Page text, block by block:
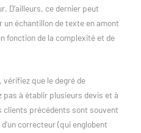
D’ailleurs, ce dernier peut
échantillon de texte en amont
fonction de la complexité et de
vérifiez que le degré de
pas à établir plusieurs devis et à
clients précédents sont souvent
correcteur (qui englobent